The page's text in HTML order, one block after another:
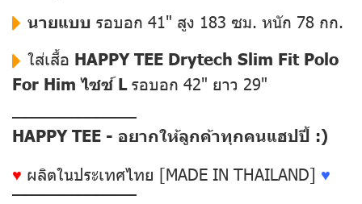
นายแบบ รอบอก 41" สูง 183 ซม. หนัก 78 กก.
ใส่เสื้อ HAPPY TEE Drytech Slim Fit Polo
For Him ไซซ์ Lรอบอก 42" ยาว 29"
––––––––––––––
HAPPY TEE - อยากให้ลูกค้าทุกคนแฮปปี้ :)
♥ ผลิตในประเทศไทย [MADE IN THAILAND] ♥
––––––––––––––